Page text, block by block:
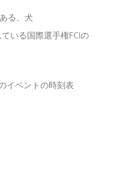
る、犬
いる国際選手権FCIの
イベントの時刻表